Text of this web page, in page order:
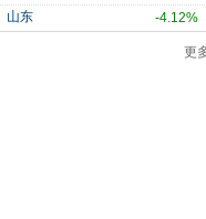
山东
-4.12%
更